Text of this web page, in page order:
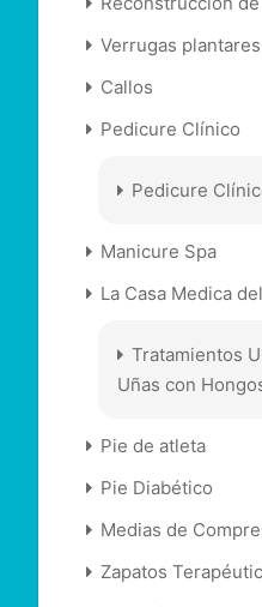
Verrugas plantares
Callos
Pedicure Clínico
Pedicure
Manicure Spa
La Casa Medica
Tratamientos
Uñas con
Pie de atleta
Pie Diabético
Medias de
Zapatos